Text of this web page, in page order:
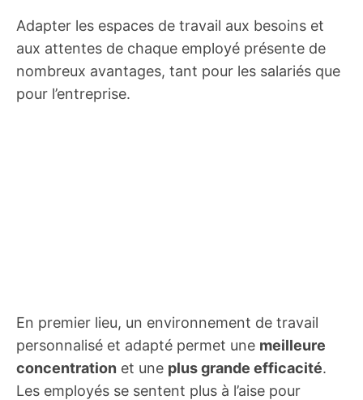
Adapter les espaces de travail aux besoins et
aux attentes de chaque employé présente de
nombreux avantages, tant pour les salariés que
pour l’entreprise.
En premier lieu, un environnement de travail
personnalisé et adapté permet une meilleure
concentration et une plus grande efficacité.
Les employés se sentent plus à l’aise pour